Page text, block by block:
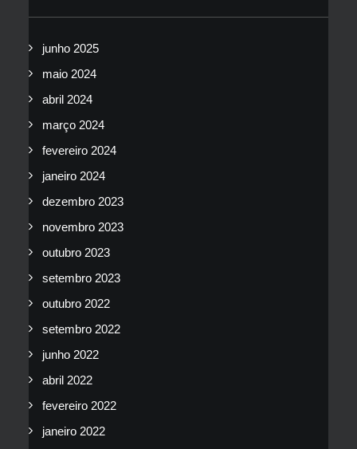
junho 2025
maio 2024
abril 2024
março 2024
fevereiro 2024
janeiro 2024
dezembro 2023
novembro 2023
outubro 2023
setembro 2023
outubro 2022
setembro 2022
junho 2022
abril 2022
fevereiro 2022
janeiro 2022